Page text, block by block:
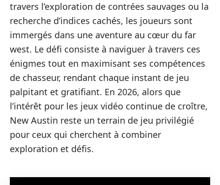
travers l’exploration de contrées sauvages ou la
recherche d’indices cachés, les joueurs sont
immergés dans une aventure au cœur du far
west. Le défi consiste à naviguer à travers ces
énigmes tout en maximisant ses compétences
de chasseur, rendant chaque instant de jeu
palpitant et gratifiant. En 2026, alors que
l’intérêt pour les jeux vidéo continue de croître,
New Austin reste un terrain de jeu privilégié
pour ceux qui cherchent à combiner
exploration et défis.